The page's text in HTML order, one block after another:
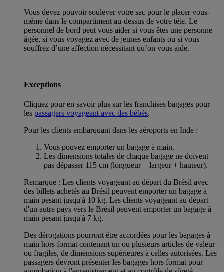
Vous devez pouvoir soulever votre sac pour le placer vous-
même dans le compartiment au-dessus de votre tête. Le
personnel de bord peut vous aider si vous êtes une personne
âgée, si vous voyagez avec de jeunes enfants ou si vous
souffrez d’une affection nécessitant qu’on vous aide.
Exceptions
Cliquez pour en savoir plus sur les franchises bagages pour
les passagers voyageant avec des bébés.
Pour les clients embarquant dans les aéroports en Inde :
Vous pouvez emporter un bagage à main.
Les dimensions totales de chaque bagage ne doivent
pas dépasser 115 cm (longueur + largeur + hauteur).
Remarque : Les clients voyageant au départ du Brésil avec
des billets achetés au Brésil peuvent emporter un bagage à
main pesant jusqu'à 10 kg. Les clients voyageant au départ
d'un autre pays vers le Brésil peuvent emporter un bagage à
main pesant jusqu'à 7 kg.
Des dérogations pourront être accordées pour les bagages à
main hors format contenant un ou plusieurs articles de valeur
ou fragiles, de dimensions supérieures à celles autorisées. Les
passagers devront présenter les bagages hors format pour